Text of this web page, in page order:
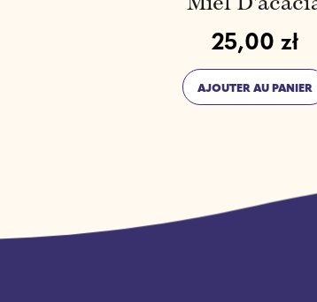
25,00 zł
Prix normal
AJOUTER AU PANIER